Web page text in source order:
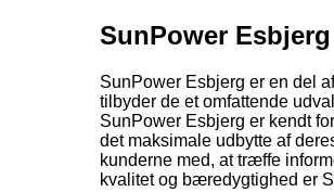
SunPower Esbjerg
SunPower Esbjerg er en del
tilbyder de et omfattende
SunPower Esbjerg er kendt
det maksimale udbytte af
kunderne med, at træffe
kvalitet og bæredygtighed er